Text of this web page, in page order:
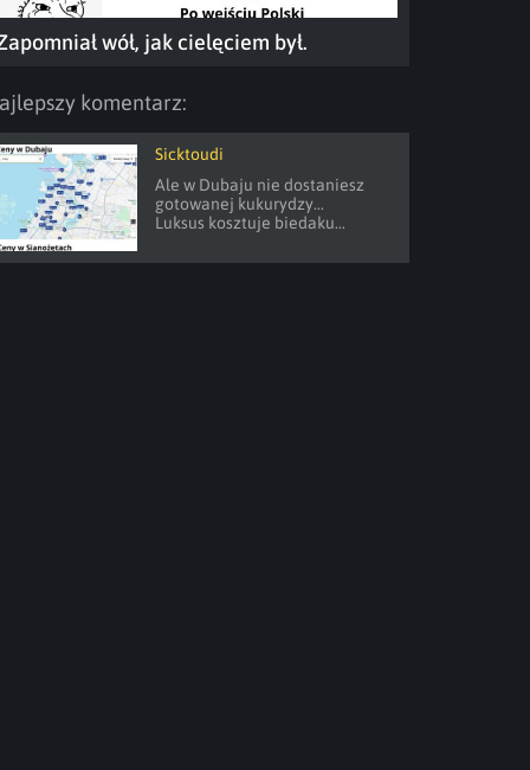
wół, jak cielęciem był.
komentarz:
Sicktoudi
Ale w Dubaju nie dostaniesz
gotowanej kukurydzy...
Luksus kosztuje biedaku...